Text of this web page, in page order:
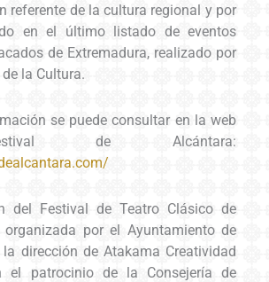
referente de la cultura regional y por
en el último listado de eventos
de Extremadura, realizado por
la Cultura.
se puede consultar en la web
de Alcántara:
del Festival de Teatro Clásico de
por el Ayuntamiento de
dirección de Atakama Creatividad
el patrocinio de la Consejería de